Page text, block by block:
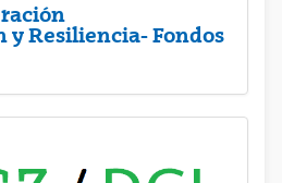
y Resiliencia- Fondos